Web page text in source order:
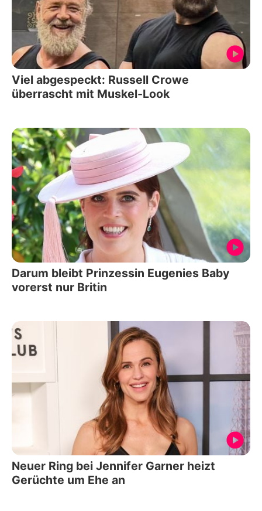
Viel abgespeckt: Russell Crowe
überrascht mit Muskel-Look
Darum bleibt Prinzessin Eugenies Baby
vorerst nur Britin
Neuer Ring bei Jennifer Garner heizt
Gerüchte um Ehe an